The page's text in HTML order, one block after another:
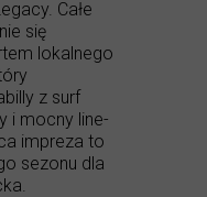
Całe
się
lokalnego
z surf
i mocny line-
impreza to
sezonu dla